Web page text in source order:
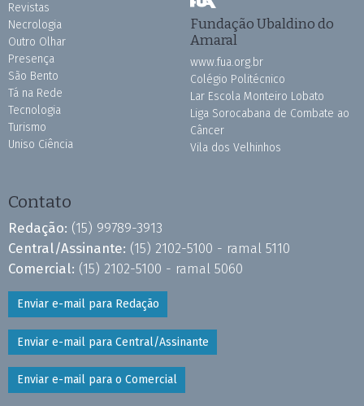
Revistas
Necrologia
Outro Olhar
Presença
São Bento
Tá na Rede
Tecnologia
Turismo
Uniso Ciência
Fundação Ubaldino do
Amaral
www.fua.org.br
Colégio Politécnico
Lar Escola Monteiro Lobato
Liga Sorocabana de Combate ao
Câncer
Vila dos Velhinhos
Contato
Redação: (15) 99789-3913
Central/Assinante: (15) 2102-5100 - ramal 5110
Comercial: (15) 2102-5100 - ramal 5060
Enviar e-mail para Redação
Enviar e-mail para Central/Assinante
Enviar e-mail para o Comercial